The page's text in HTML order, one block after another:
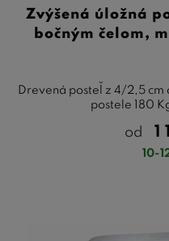
Zvýšená úložná
bočným čelom,
Drevená posteľ z 4/2,5 cm
postele 180
od 1
10-